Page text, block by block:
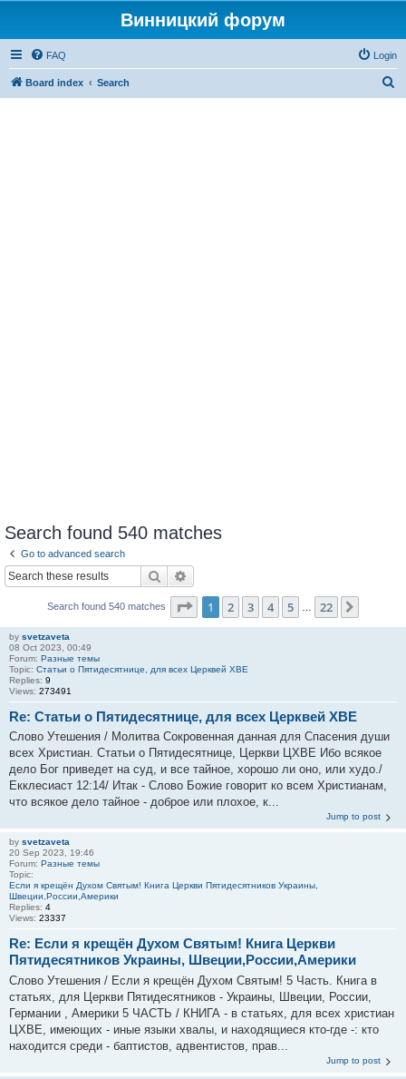
Винницкий форум
FAQ Login
Board index Search
Search found 540 matches
Go to advanced search
Search
Search found 540 matches Page 1of 22
1 2 3 4 5 22
by svetzaveta
08 Oct 2023, 00:49
Forum: Разные темы
Topic: Статьи о Пятидесятнице, для всех Церквей ХВЕ
Replies: 9
Views: 273491
Re: Статьи о Пятидесятнице, для всех Церквей ХВЕ
Слово Утешения / Молитва Сокровенная данная для Спасения души
всех Христиан. Статьи о Пятидесятнице, Церкви ЦХВЕ Ибо всякое
дело Бог приведет на суд, и все тайное, хорошо ли оно, или худо./
Екклесиаст 12:14/ Итак - Слово Божие говорит ко всем Христианам,
что всякое дело тайное - доброе или плохое, к...
Jump to post
by svetzaveta
20 Sep 2023, 19:46
Forum: Разные темы
Topic:
Если я крещён Духом Святым! Книга Церкви Пятидесятников Украины,
Швеции,России,Америки
Replies: 4
Views: 23337
Re: Если я крещён Духом Святым! Книга Церкви
Пятидесятников Украины, Швеции,России,Америки
Слово Утешения / Если я крещён Духом Святым! 5 Часть. Книга в
статьях, для Церкви Пятидесятников - Украины, Швеции, России,
Германии , Америки 5 ЧАСТЬ / КНИГА - в статьях, для всех христиан
ЦХВЕ, имеющих - иные языки хвалы, и находящиеся кто-где -: кто
находится среди - баптистов, адвентистов, прав...
Jump to post